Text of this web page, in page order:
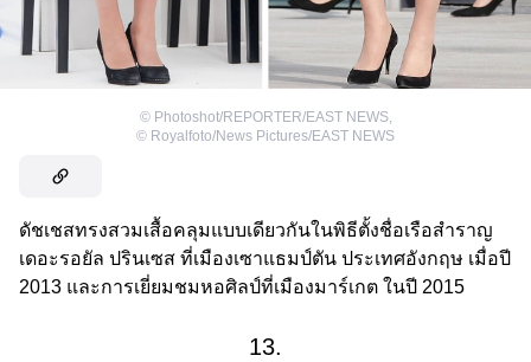
© Photoshot/REPORTER/EAST NEWS,
© Royalfoto/News Pictures/EAST NEWS
ดัชเชสทรงสวมเสื้อคลุมแบบเดียวกันในพิธีตั้งชื่อเรือสำราญ
เดอะรอยัล ปรินเซส ที่เมืองเซาแธมป์ตัน ประเทศอังกฤษ เมื่อปี
2013 และการเยี่ยมชมหอศิลป์ที่เมืองมาร์เกต ในปี 2015
13.